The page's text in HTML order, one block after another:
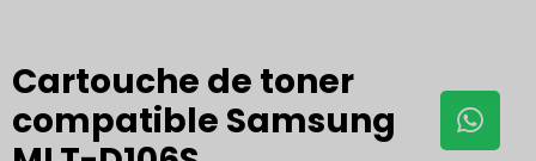
Cartouche de toner
compatible Samsung